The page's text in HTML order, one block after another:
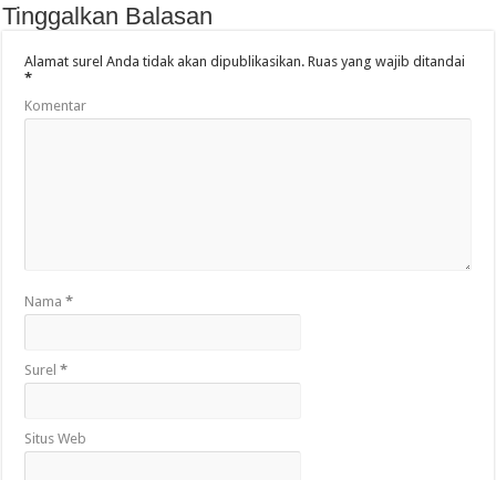
Tinggalkan Balasan
Alamat surel Anda tidak akan dipublikasikan. Ruas yang wajib ditandai
*
Komentar
Nama*
Surel*
Situs Web